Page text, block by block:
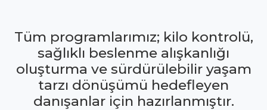
Tüm programlarımız; kilo kontrolü,
sağlıklı beslenme alışkanlığı
oluşturma ve sürdürülebilir yaşam
tarzı dönüşümü hedefleyen
danışanlar için hazırlanmıştır.